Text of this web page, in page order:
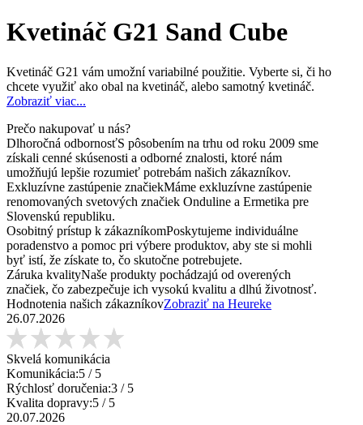
Kvetináč G21 Sand Cube
Kvetináč G21 vám umožní variabilné použitie. Vyberte si, či ho
chcete využiť ako obal na kvetináč, alebo samotný kvetináč.
Zobraziť viac...
Prečo nakupovať u nás?
Dlhoročná odbornosťS pôsobením na trhu od roku 2009 sme
získali cenné skúsenosti a odborné znalosti, ktoré nám
umožňujú lepšie rozumieť potrebám našich zákazníkov.
Exkluzívne zastúpenie značiekMáme exkluzívne zastúpenie
renomovaných svetových značiek Onduline a Ermetika pre
Slovenskú republiku.
Osobitný prístup k zákazníkomPoskytujeme individuálne
poradenstvo a pomoc pri výbere produktov, aby ste si mohli
byť istí, že získate to, čo skutočne potrebujete.
Záruka kvalityNaše produkty pochádzajú od overených
značiek, čo zabezpečuje ich vysokú kvalitu a dlhú životnosť.
Hodnotenia našich zákazníkovZobraziť na Heureke
26.07.2026
Skvelá komunikácia
Komunikácia:5 / 5
Rýchlosť doručenia:3 / 5
Kvalita dopravy:5 / 5
20.07.2026